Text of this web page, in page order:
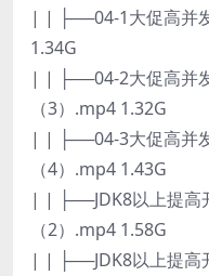
| | ├──04-1大促高并
1.34G
| | ├──04-2大促高并
（3）.mp4 1.32G
| | ├──04-3大促高并
（4）.mp4 1.43G
| | ├──JDK8以上提高
（2）.mp4 1.58G
| | ├──JDK8以上提高